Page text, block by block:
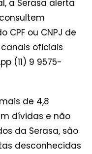
a Serasa alerta
ou CNPJ de
oficiais
(11) 9 9575-
de 4,8
dívidas e não
da Serasa, são
desconhecidas